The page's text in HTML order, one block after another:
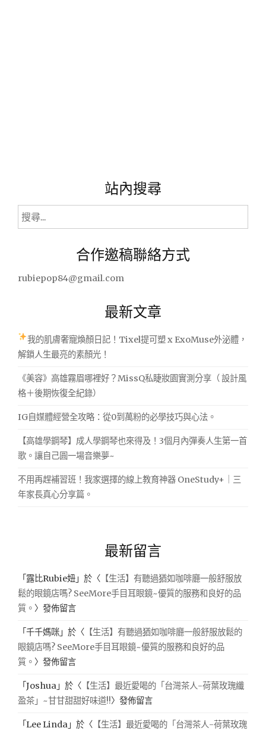
站內搜尋
搜
尋
合作邀稿聯絡方式
rubiepop84@gmail.com
最新文章
我的肌膚奢寵煥顏日記！Tixel提可塑 x ExoMuse外泌體，
解鎖人生最亮的素顏光！
《美容》高雄霧眉哪裡好？MissQ私睫妝園實測分享（ 設計風
格＋後期恢復全紀錄）
IG自媒體經營全攻略：從0到萬粉的必學技巧與心法。
【高雄學鋼琴】成人學鋼琴也來得及！3個月內彈奏人生第一首
歌。讓自己圓一場音樂夢~
不用再趕補習班！我家選擇的線上教育神器 OneStudy+｜三
年家長真心分享篇。
最新留言
「 露比Rubie妞 」於〈 【生活】有聽過猶如咖啡廳一般舒服放
鬆的眼鏡店嗎? SeeMore手目耳眼鏡~優質的服務和良好的品
質。 〉發佈留言
「千千媽咪 」於〈 【生活】有聽過猶如咖啡廳一般舒服放鬆的
眼鏡店嗎? SeeMore手目耳眼鏡~優質的服務和良好的品
質。 〉發佈留言
「Joshua 」於〈 【生活】最近愛喝的「台灣茶人-荷葉玫瑰纖
盈茶」~甘甘甜甜好味道!!〉發佈留言
「Lee Linda 」於〈 【生活】最近愛喝的「台灣茶人-荷葉玫瑰